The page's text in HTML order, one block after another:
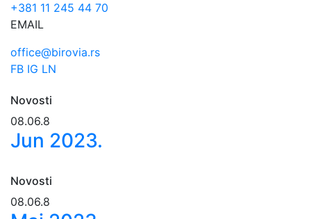
+381 11 245 44 70
EMAIL
office@birovia.rs
FB IG LN
Novosti
08.06.8
Jun 2023.
Novosti
08.06.8